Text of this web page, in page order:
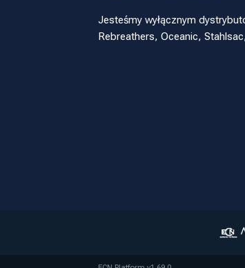
Jesteśmy wyłącznym
Rebreathers, Oceanic,